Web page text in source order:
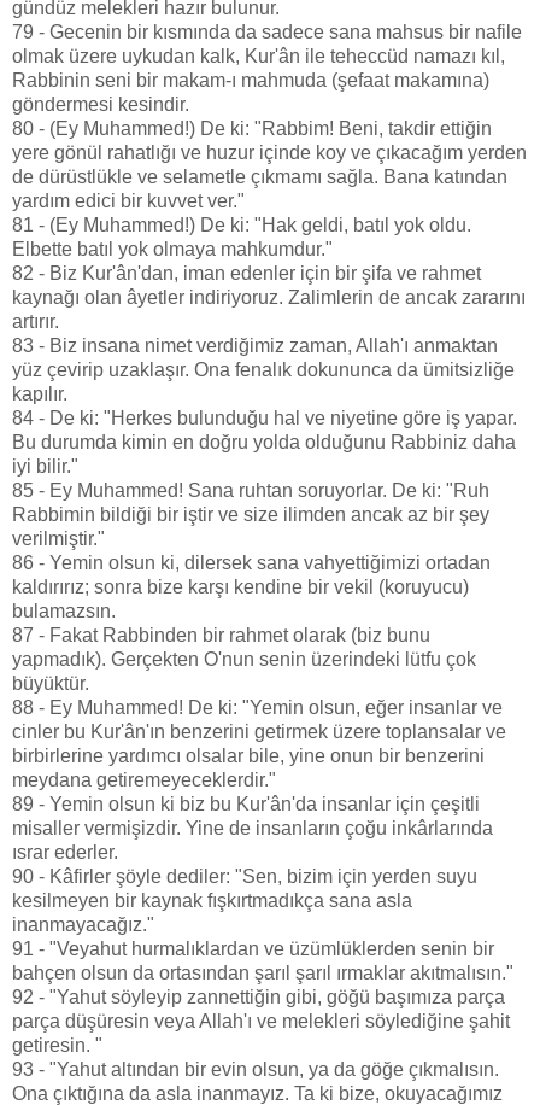
gündüz melekleri hazır bulunur.
79 - Gecenin bir kısmında da sadece sana mahsus bir nafile
olmak üzere uykudan kalk, Kur'ân ile teheccüd namazı kıl,
Rabbinin seni bir makam-ı mahmuda (şefaat makamına)
göndermesi kesindir.
80 - (Ey Muhammed!) De ki: "Rabbim! Beni, takdir ettiğin
yere gönül rahatlığı ve huzur içinde koy ve çıkacağım yerden
de dürüstlükle ve selametle çıkmamı sağla. Bana katından
yardım edici bir kuvvet ver."
81 - (Ey Muhammed!) De ki: "Hak geldi, batıl yok oldu.
Elbette batıl yok olmaya mahkumdur."
82 - Biz Kur'ân'dan, iman edenler için bir şifa ve rahmet
kaynağı olan âyetler indiriyoruz. Zalimlerin de ancak zararını
artırır.
83 - Biz insana nimet verdiğimiz zaman, Allah'ı anmaktan
yüz çevirip uzaklaşır. Ona fenalık dokununca da ümitsizliğe
kapılır.
84 - De ki: "Herkes bulunduğu hal ve niyetine göre iş yapar.
Bu durumda kimin en doğru yolda olduğunu Rabbiniz daha
iyi bilir."
85 - Ey Muhammed! Sana ruhtan soruyorlar. De ki: "Ruh
Rabbimin bildiği bir iştir ve size ilimden ancak az bir şey
verilmiştir."
86 - Yemin olsun ki, dilersek sana vahyettiğimizi ortadan
kaldırırız; sonra bize karşı kendine bir vekil (koruyucu)
bulamazsın.
87 - Fakat Rabbinden bir rahmet olarak (biz bunu
yapmadık). Gerçekten O'nun senin üzerindeki lütfu çok
büyüktür.
88 - Ey Muhammed! De ki: "Yemin olsun, eğer insanlar ve
cinler bu Kur'ân'ın benzerini getirmek üzere toplansalar ve
birbirlerine yardımcı olsalar bile, yine onun bir benzerini
meydana getiremeyeceklerdir."
89 - Yemin olsun ki biz bu Kur'ân'da insanlar için çeşitli
misaller vermişizdir. Yine de insanların çoğu inkârlarında
ısrar ederler.
90 - Kâfirler şöyle dediler: "Sen, bizim için yerden suyu
kesilmeyen bir kaynak fışkırtmadıkça sana asla
inanmayacağız."
91 - "Veyahut hurmalıklardan ve üzümlüklerden senin bir
bahçen olsun da ortasından şarıl şarıl ırmaklar akıtmalısın."
92 - "Yahut söyleyip zannettiğin gibi, göğü başımıza parça
parça düşüresin veya Allah'ı ve melekleri söylediğine şahit
getiresin. "
93 - "Yahut altından bir evin olsun, ya da göğe çıkmalısın.
Ona çıktığına da asla inanmayız. Ta ki bize, okuyacağımız